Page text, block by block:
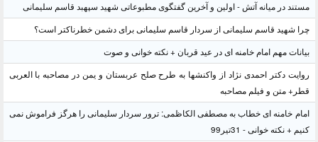
در میانه آتش - اولین و آخرین گفتگوی مطبوعاتی شهید سپهبد قاسم سلیمانی
شهید قاسم سلیمانی از سردار قاسم سلیمانی برای دشمن خطرناکتر است؟
مهم امام خامنه ای در عید قربان + نکته خوانی و صوت
دکتر احمدی نژاد از واکنشها به طرح صلح عربستان و یمن در مصاحبه با العربی
متن و فیلم مصاحبه
خامنه ای خطاب به مصطفی الکاظمی: ترور سردار سلیمانی را هرگز فراموش نمی
+ نکته خوانی - 31تیر99